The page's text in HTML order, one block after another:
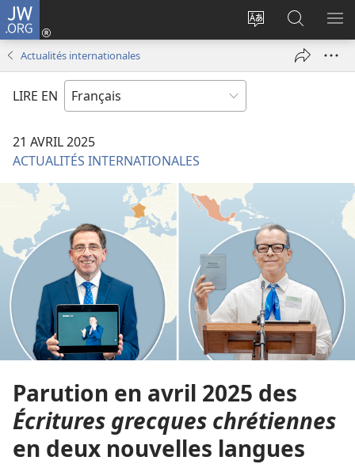
JW.ORG
Changer
langue
Se
connecter
nouvelle
sur
JW.ORG
Actualités internationales
LIRE EN
21 AVRIL 2025
ACTUALITÉS INTERNATIONALES
Parution en avril 2025 des
Écritures grecques chrétiennes
en deux nouvelles langues